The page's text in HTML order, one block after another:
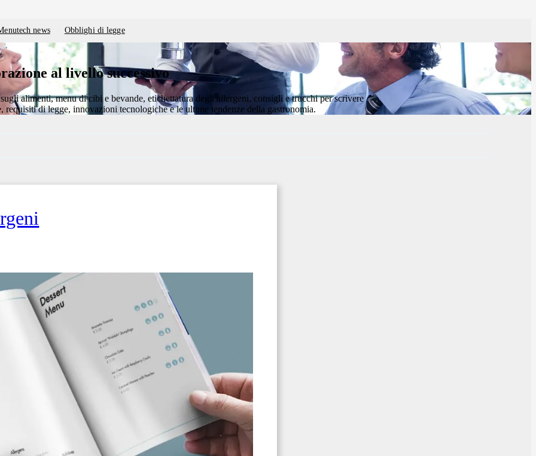
news Obblighi di legge
al livello successivo
alimenti, menu di cibi e bevande, etichettatura degli allergeni, consigli e trucchi per scrivere
requisiti di legge, innovazioni tecnologiche e le ultime tendenze della gastronomia.